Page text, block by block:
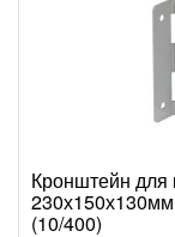
Кронштейн для
(10/400)